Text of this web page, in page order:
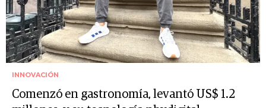
INNOVACIÓN
Comenzó en gastronomía, levantó US$ 1.2